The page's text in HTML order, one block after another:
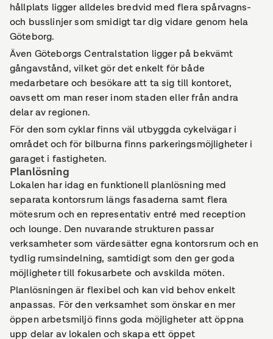
hållplats ligger alldeles bredvid med flera spårvagns-
och busslinjer som smidigt tar dig vidare genom hela
Göteborg.
Även Göteborgs Centralstation ligger på bekvämt
gångavstånd, vilket gör det enkelt för både
medarbetare och besökare att ta sig till kontoret,
oavsett om man reser inom staden eller från andra
delar av regionen.
För den som cyklar finns väl utbyggda cykelvägar i
området och för bilburna finns parkeringsmöjligheter i
garaget i fastigheten.
Planlösning
Lokalen har idag en funktionell planlösning med
separata kontorsrum längs fasaderna samt flera
mötesrum och en representativ entré med reception
och lounge. Den nuvarande strukturen passar
verksamheter som värdesätter egna kontorsrum och en
tydlig rumsindelning, samtidigt som den ger goda
möjligheter till fokusarbete och avskilda möten.
Planlösningen är flexibel och kan vid behov enkelt
anpassas. För den verksamhet som önskar en mer
öppen arbetsmiljö finns goda möjligheter att öppna
upp delar av lokalen och skapa ett öppet